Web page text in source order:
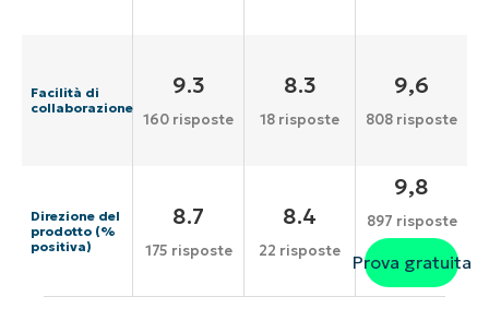
Facilità di
collaborazione
9.3
160 risposte
8.3
18 risposte
9,6
808 risposte
Direzione del
prodotto (%
positiva)
8.7
175 risposte
8.4
22 risposte
9,8
897 risposte
Prova gratuita